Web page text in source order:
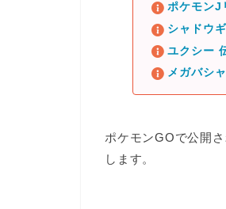
ポケモンJ
シャドウ
ユクシー
メガバシ
ポケモンGOで公開
します。